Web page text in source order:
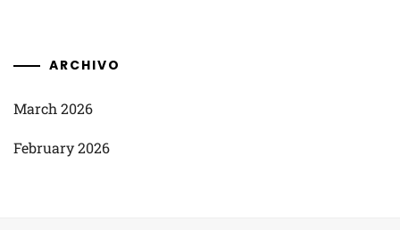
ARCHIVO
March 2026
February 2026